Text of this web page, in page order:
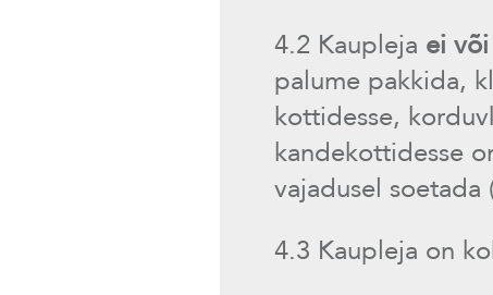
4.2 Kaupleja ei või
palume pakkida,
kottidesse,
kandekottidesse
vajadusel soetada
4.3 Kaupleja on